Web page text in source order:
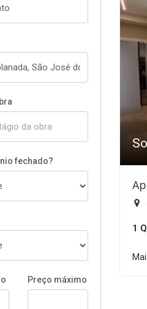
fechado?
Preço máximo
1